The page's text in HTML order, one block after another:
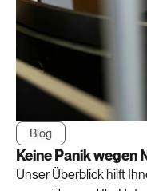
Blog
Keine Panik wegen
Unser Überblick hilft